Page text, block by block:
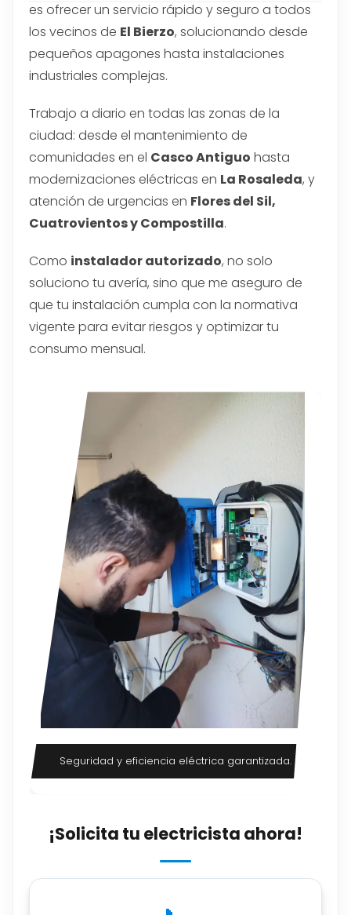
es ofrecer un servicio rápido y seguro a todos
los vecinos de El Bierzo, solucionando desde
pequeños apagones hasta instalaciones
industriales complejas.
Trabajo a diario en todas las zonas de la
ciudad: desde el mantenimiento de
comunidades en el Casco Antiguo hasta
modernizaciones eléctricas en La Rosaleda, y
atención de urgencias en Flores del Sil,
Cuatrovientos y Compostilla.
Como instalador autorizado, no solo
soluciono tu avería, sino que me aseguro de
que tu instalación cumpla con la normativa
vigente para evitar riesgos y optimizar tu
consumo mensual.
Seguridad y eficiencia eléctrica garantizada.
¡Solicita tu electricista ahora!